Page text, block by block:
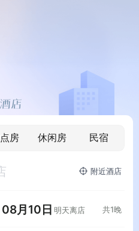
房 休闲房 民宿
附近酒店
08月10日 明天离店 共1晚